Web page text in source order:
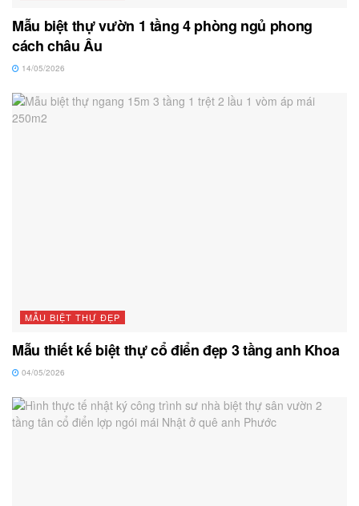
Mẫu biệt thự vườn 1 tầng 4 phòng ngủ phong
cách châu Âu
14/05/2026
MẪU BIỆT THỰ ĐẸP
Mẫu thiết kế biệt thự cổ điển đẹp 3 tầng anh Khoa
04/05/2026